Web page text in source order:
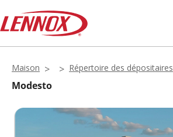
Maison Répertoire des dépositaires
Modesto